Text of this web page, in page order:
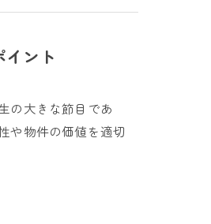
ント
の大きな節目であ
や物件の価値を適切